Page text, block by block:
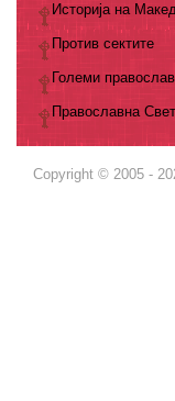
Историја на
Против сектите
Големи
Православна
Copyright © 2005 -